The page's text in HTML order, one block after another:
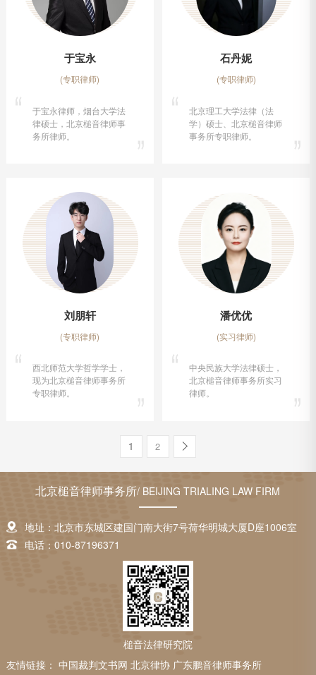
于宝永
(专职律师)
于宝永律师，烟台大学法
律硕士，北京槌音律师事
务所律师。
石丹妮
(专职律师)
北京理工大学法律（法
学）硕士、北京槌音律师
事务所专职律师。
刘朋轩
(专职律师)
西北师范大学哲学学士，
现为北京槌音律师事务所
专职律师。
潘优优
(实习律师)
中央民族大学法律硕士，
北京槌音律师事务所实习
律师。
1 2
北京槌音律师事务所/ BEIJING TRIALING LAW FIRM
地址：北京市东城区建国门南大街7号荷华明城大厦D座1006室
电话：010-87196371
槌音法律研究院
友情链接： 中国裁判文书网 北京律协 广东鹏音律师事务所